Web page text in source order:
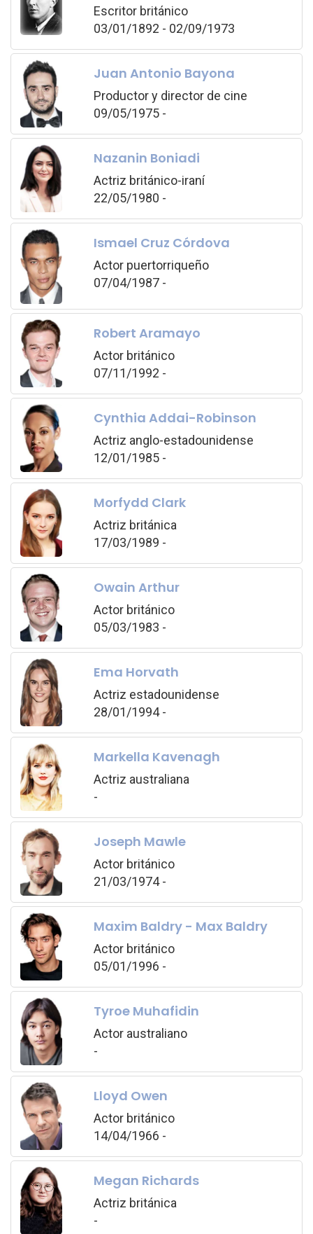
Escritor británico
03/01/1892 - 02/09/1973
Juan Antonio Bayona
Productor y director de cine
09/05/1975 -
Nazanin Boniadi
Actriz británico-iraní
22/05/1980 -
Ismael Cruz Córdova
Actor puertorriqueño
07/04/1987 -
Robert Aramayo
Actor británico
07/11/1992 -
Cynthia Addai-Robinson
Actriz anglo-estadounidense
12/01/1985 -
Morfydd Clark
Actriz británica
17/03/1989 -
Owain Arthur
Actor británico
05/03/1983 -
Ema Horvath
Actriz estadounidense
28/01/1994 -
Markella Kavenagh
Actriz australiana
-
Joseph Mawle
Actor británico
21/03/1974 -
Maxim Baldry - Max Baldry
Actor británico
05/01/1996 -
Tyroe Muhafidin
Actor australiano
-
Lloyd Owen
Actor británico
14/04/1966 -
Megan Richards
Actriz británica
-